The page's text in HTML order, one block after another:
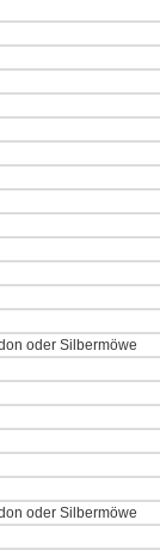
oder Silbermöwe
oder Silbermöwe